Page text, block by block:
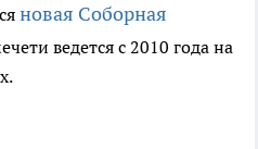
новая Соборная
ведется с 2010 года на